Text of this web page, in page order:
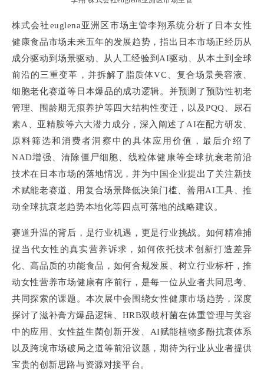
株式会社euglena亚洲区市场主管李翔系统分析了日本女性
健康食品市场未来五年的发展趋势，指出日本市场正经历从
成分驱动到场景驱动、从人工经验到AI驱动、从本土到全球
前沿的三重变革，并拆解了脂质体VC、复合场景美容液、
细胞老化赛道等日本爆品的成功逻辑。并预测了预防性初老
管理、围龄期无痕养护等四大结构性变迁，以及PQQ、尿石
素A、亚精胺等六大潜力成分，深入阐述了AI在配方研发、
原料筛选和消费者洞察中的具体应用价值，最后介绍了
NAD增强、清除僵尸细胞、线粒体健康等全球抗衰老前沿
技术在日本市场的落地情况，并为中国企业提出了关注新技
术赋能老赛道、用复合场景降低决策门槛、善用AI工具、推
动全球抗衰老趋势本地化等四点可落地的战略建议。
赛道升温的背后，是行业机遇，更是行业挑战。如何精准捕
捉当代女性的真实营养诉求，如何依托技术创新打造差异
化、高品质的功能食品，如何合规发展、树立行业标杆，推
动女性营养市场健康有序前行，是每一位从业者共同思考、
共同探索的课题。本次展中会围绕女性健康市场趋势，深度
探讨了滋补膏方爆品逻辑、HRB双歧杆菌在体重管理与美容
中的应用、女性益生菌创新开发、AI赋能植物多酚抗衰体系
以及跨境市场破局之道等前沿议题，期待为行业从业者提供
宝贵的创新思路与资源对接平台。